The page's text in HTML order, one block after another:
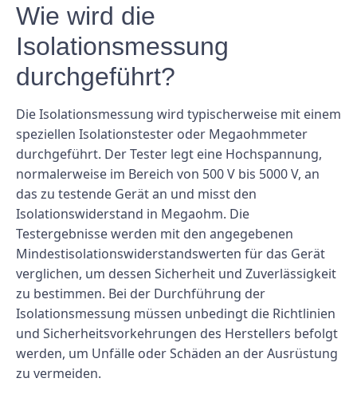
Wie wird die
Isolationsmessung
durchgeführt?
Die Isolationsmessung wird typischerweise mit einem
speziellen Isolationstester oder Megaohmmeter
durchgeführt. Der Tester legt eine Hochspannung,
normalerweise im Bereich von 500 V bis 5000 V, an
das zu testende Gerät an und misst den
Isolationswiderstand in Megaohm. Die
Testergebnisse werden mit den angegebenen
Mindestisolationswiderstandswerten für das Gerät
verglichen, um dessen Sicherheit und Zuverlässigkeit
zu bestimmen. Bei der Durchführung der
Isolationsmessung müssen unbedingt die Richtlinien
und Sicherheitsvorkehrungen des Herstellers befolgt
werden, um Unfälle oder Schäden an der Ausrüstung
zu vermeiden.